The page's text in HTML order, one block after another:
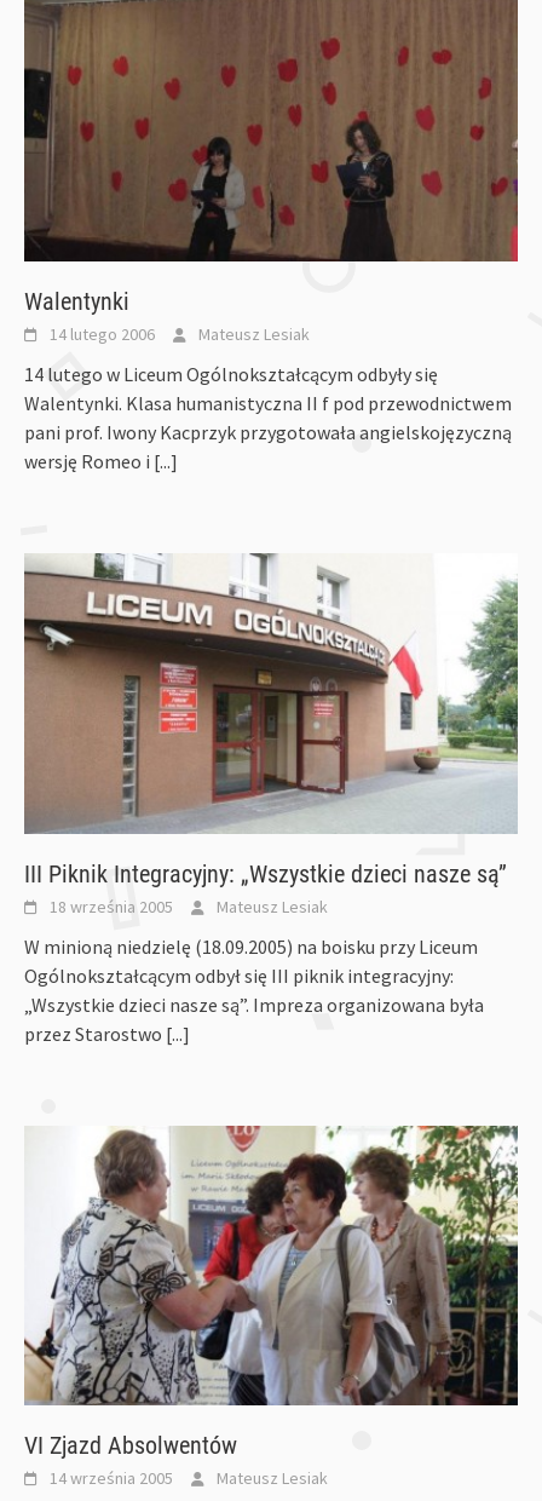
Walentynki
14 lutego 2006 Mateusz Lesiak
14 lutego w Liceum Ogólnokształcącym odbyły się
Walentynki. Klasa humanistyczna II f pod przewodnictwem
pani prof. Iwony Kacprzyk przygotowała angielskojęzyczną
wersję Romeo i [...]
III Piknik Integracyjny: „Wszystkie dzieci nasze są”
18 września 2005 Mateusz Lesiak
W minioną niedzielę (18.09.2005) na boisku przy Liceum
Ogólnokształcącym odbył się III piknik integracyjny:
„Wszystkie dzieci nasze są”. Impreza organizowana była
przez Starostwo [...]
VI Zjazd Absolwentów
14 września 2005 Mateusz Lesiak